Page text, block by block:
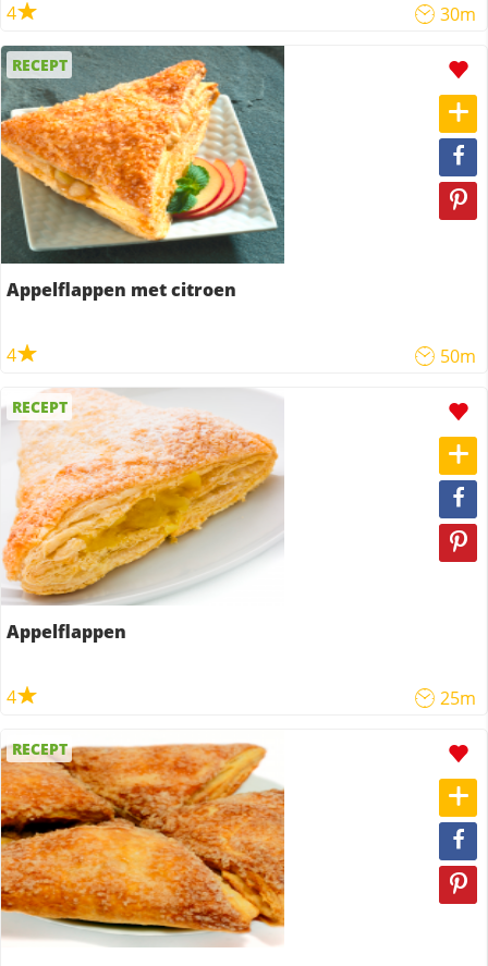
4 30m
RECEPT
Appelflappen met citroen
4 50m
RECEPT
Appelflappen
4 25m
RECEPT